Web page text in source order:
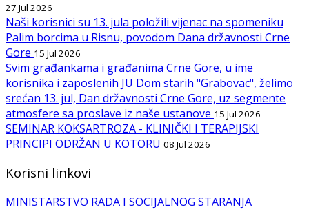
27 Jul 2026
Naši korisnici su 13. jula položili vijenac na spomeniku
Palim borcima u Risnu, povodom Dana državnosti Crne
Gore 15 Jul 2026
Svim građankama i građanima Crne Gore, u ime
korisnika i zaposlenih JU Dom starih "Grabovac", želimo
srećan 13. jul, Dan državnosti Crne Gore, uz segmente
atmosfere sa proslave iz naše ustanove 15 Jul 2026
SEMINAR KOKSARTROZA - KLINIČKI I TERAPIJSKI
PRINCIPI ODRŽAN U KOTORU 08 Jul 2026
Korisni linkovi
MINISTARSTVO RADA I SOCIJALNOG STARANJA